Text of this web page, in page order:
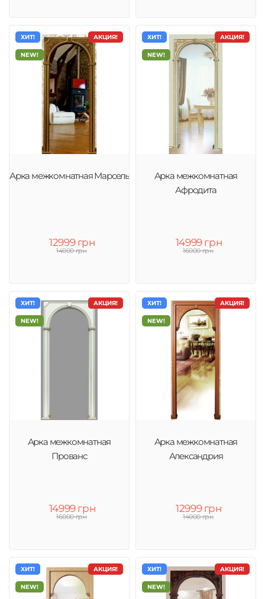
АКЦИЯ!
ХИТ!
NEW!
Арка межкомнатная Марсель
12999 грн
14000 грн
АКЦИЯ!
ХИТ!
NEW!
Арка межкомнатная
Афродита
14999 грн
16000 грн
АКЦИЯ!
ХИТ!
NEW!
Арка межкомнатная
Прованс
14999 грн
16000 грн
АКЦИЯ!
ХИТ!
NEW!
Арка межкомнатная
Александрия
12999 грн
14000 грн
АКЦИЯ!
ХИТ!
NEW!
АКЦИЯ!
ХИТ!
NEW!